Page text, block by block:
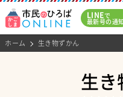
LINEで
最新号の通知
ホーム 生き物ずかん
生き